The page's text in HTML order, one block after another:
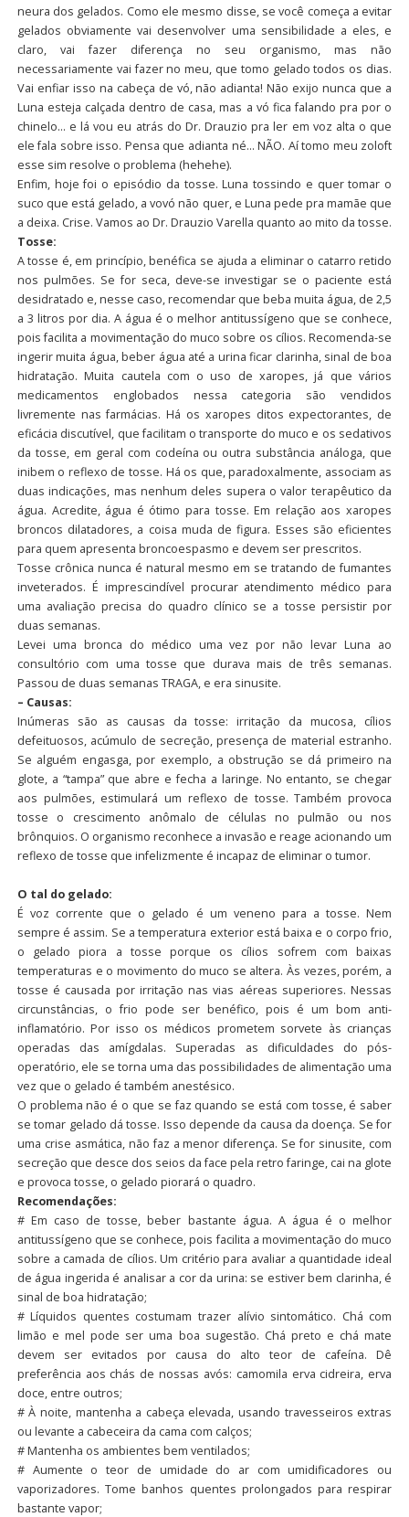
neura dos gelados. Como ele mesmo disse, se você começa a evitar
gelados obviamente vai desenvolver uma sensibilidade a eles, e
claro, vai fazer diferença no seu organismo, mas não
necessariamente vai fazer no meu, que tomo gelado todos os dias.
Vai enfiar isso na cabeça de vó, não adianta! Não exijo nunca que a
Luna esteja calçada dentro de casa, mas a vó fica falando pra por o
chinelo… e lá vou eu atrás do Dr. Drauzio pra ler em voz alta o que
ele fala sobre isso. Pensa que adianta né… NÃO. Aí tomo meu zoloft
esse sim resolve o problema (hehehe).
Enfim, hoje foi o episódio da tosse. Luna tossindo e quer tomar o
suco que está gelado, a vovó não quer, e Luna pede pra mamãe que
a deixa. Crise. Vamos ao Dr. Drauzio Varella quanto ao mito da tosse.
Tosse:
A tosse é, em princípio, benéfica se ajuda a eliminar o catarro retido
nos pulmões. Se for seca, deve-se investigar se o paciente está
desidratado e, nesse caso, recomendar que beba muita água, de 2,5
a 3 litros por dia. A água é o melhor antitussígeno que se conhece,
pois facilita a movimentação do muco sobre os cílios. Recomenda-se
ingerir muita água, beber água até a urina ficar clarinha, sinal de boa
hidratação. Muita cautela com o uso de xaropes, já que vários
medicamentos englobados nessa categoria são vendidos
livremente nas farmácias. Há os xaropes ditos expectorantes, de
eficácia discutível, que facilitam o transporte do muco e os sedativos
da tosse, em geral com codeína ou outra substância análoga, que
inibem o reflexo de tosse. Há os que, paradoxalmente, associam as
duas indicações, mas nenhum deles supera o valor terapêutico da
água. Acredite, água é ótimo para tosse. Em relação aos xaropes
broncos dilatadores, a coisa muda de figura. Esses são eficientes
para quem apresenta broncoespasmo e devem ser prescritos.
Tosse crônica nunca é natural mesmo em se tratando de fumantes
inveterados. É imprescindível procurar atendimento médico para
uma avaliação precisa do quadro clínico se a tosse persistir por
duas semanas.
Levei uma bronca do médico uma vez por não levar Luna ao
consultório com uma tosse que durava mais de três semanas.
Passou de duas semanas TRAGA, e era sinusite.
– Causas:
Inúmeras são as causas da tosse: irritação da mucosa, cílios
defeituosos, acúmulo de secreção, presença de material estranho.
Se alguém engasga, por exemplo, a obstrução se dá primeiro na
glote, a “tampa” que abre e fecha a laringe. No entanto, se chegar
aos pulmões, estimulará um reflexo de tosse. Também provoca
tosse o crescimento anômalo de células no pulmão ou nos
brônquios. O organismo reconhece a invasão e reage acionando um
reflexo de tosse que infelizmente é incapaz de eliminar o tumor.
O tal do gelado:
É voz corrente que o gelado é um veneno para a tosse. Nem
sempre é assim. Se a temperatura exterior está baixa e o corpo frio,
o gelado piora a tosse porque os cílios sofrem com baixas
temperaturas e o movimento do muco se altera. Às vezes, porém, a
tosse é causada por irritação nas vias aéreas superiores. Nessas
circunstâncias, o frio pode ser benéfico, pois é um bom anti-
inflamatório. Por isso os médicos prometem sorvete às crianças
operadas das amígdalas. Superadas as dificuldades do pós-
operatório, ele se torna uma das possibilidades de alimentação uma
vez que o gelado é também anestésico.
O problema não é o que se faz quando se está com tosse, é saber
se tomar gelado dá tosse. Isso depende da causa da doença. Se for
uma crise asmática, não faz a menor diferença. Se for sinusite, com
secreção que desce dos seios da face pela retro faringe, cai na glote
e provoca tosse, o gelado piorará o quadro.
Recomendações:
# Em caso de tosse, beber bastante água. A água é o melhor
antitussígeno que se conhece, pois facilita a movimentação do muco
sobre a camada de cílios. Um critério para avaliar a quantidade ideal
de água ingerida é analisar a cor da urina: se estiver bem clarinha, é
sinal de boa hidratação;
# Líquidos quentes costumam trazer alívio sintomático. Chá com
limão e mel pode ser uma boa sugestão. Chá preto e chá mate
devem ser evitados por causa do alto teor de cafeína. Dê
preferência aos chás de nossas avós: camomila erva cidreira, erva
doce, entre outros;
# À noite, mantenha a cabeça elevada, usando travesseiros extras
ou levante a cabeceira da cama com calços;
# Mantenha os ambientes bem ventilados;
# Aumente o teor de umidade do ar com umidificadores ou
vaporizadores. Tome banhos quentes prolongados para respirar
bastante vapor;